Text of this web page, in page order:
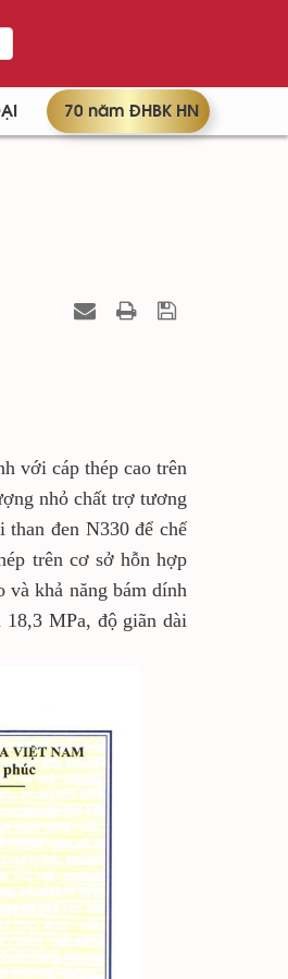
70 năm ĐHBK HN
với cáp thép cao trên
nhỏ chất trợ tương
đen N330 để chế
trên cơ sở hỗn hợp
khả năng bám dính
MPa, độ giãn dài